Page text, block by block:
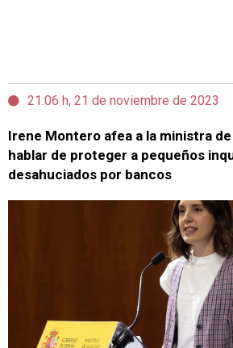
21:06 h, 21 de noviembre de 2023
Irene Montero afea a la ministra
hablar de proteger a pequeños
desahuciados por bancos